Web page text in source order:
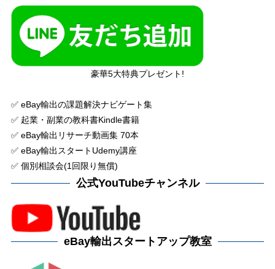
豪華5大特典プレゼント!
✅ eBay輸出の課題解決ナビゲート集
✅ 起業・副業の教科書Kindle書籍
✅ eBay輸出リサーチ動画集 70本
✅ eBay輸出スタートUdemy講座
✅ 個別相談会(1回限り無償)
公式YouTubeチャンネル
eBay輸出スタートアップ教室